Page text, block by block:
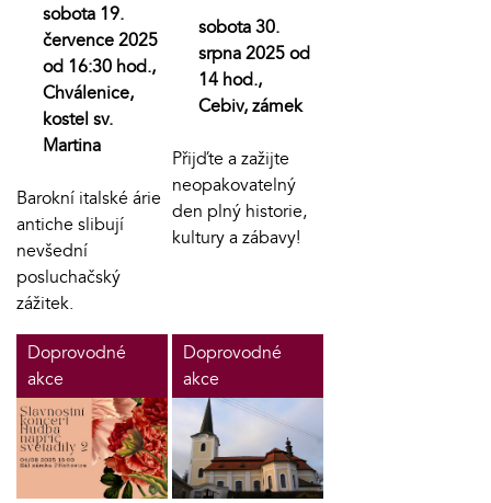
sobota 19.
července 2025
od 16:30 hod.,
Chválenice,
kostel sv.
Martina
Barokní italské árie
antiche slibují
nevšední
posluchačský
zážitek.
sobota 30.
srpna 2025 od
14 hod.,
Cebiv, zámek
Přijďte a zažijte
neopakovatelný
den plný historie,
kultury a zábavy!
Doprovodné
akce
Doprovodné
akce